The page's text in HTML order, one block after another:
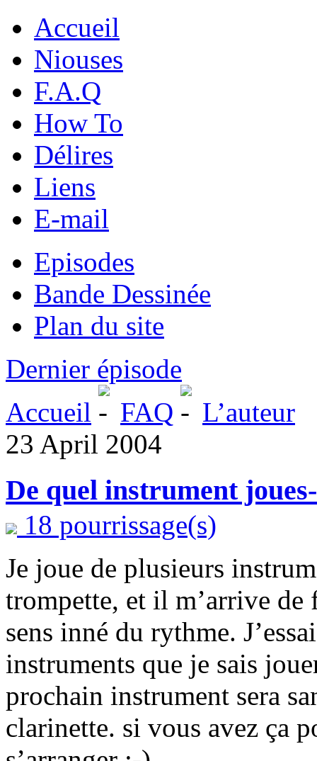
Accueil
Niouses
F.A.Q
How To
Délires
Liens
E-mail
Episodes
Bande Dessinée
Plan du site
Dernier épisode
Accueil
FAQ
L’auteur
23 April 2004
De quel instrument
18 pourrissage(s)
Je joue de plusieurs
trompette, et il m’arrive de
sens inné du rythme.
instruments que je sais
prochain instrument sera
clarinette. si vous avez ça